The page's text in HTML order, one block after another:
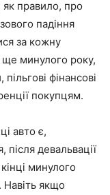
правило, про
падіння
за кожну
минулого року,
фінансові
покупцям.
авто є,
девальвації
минулого
Навіть якщо